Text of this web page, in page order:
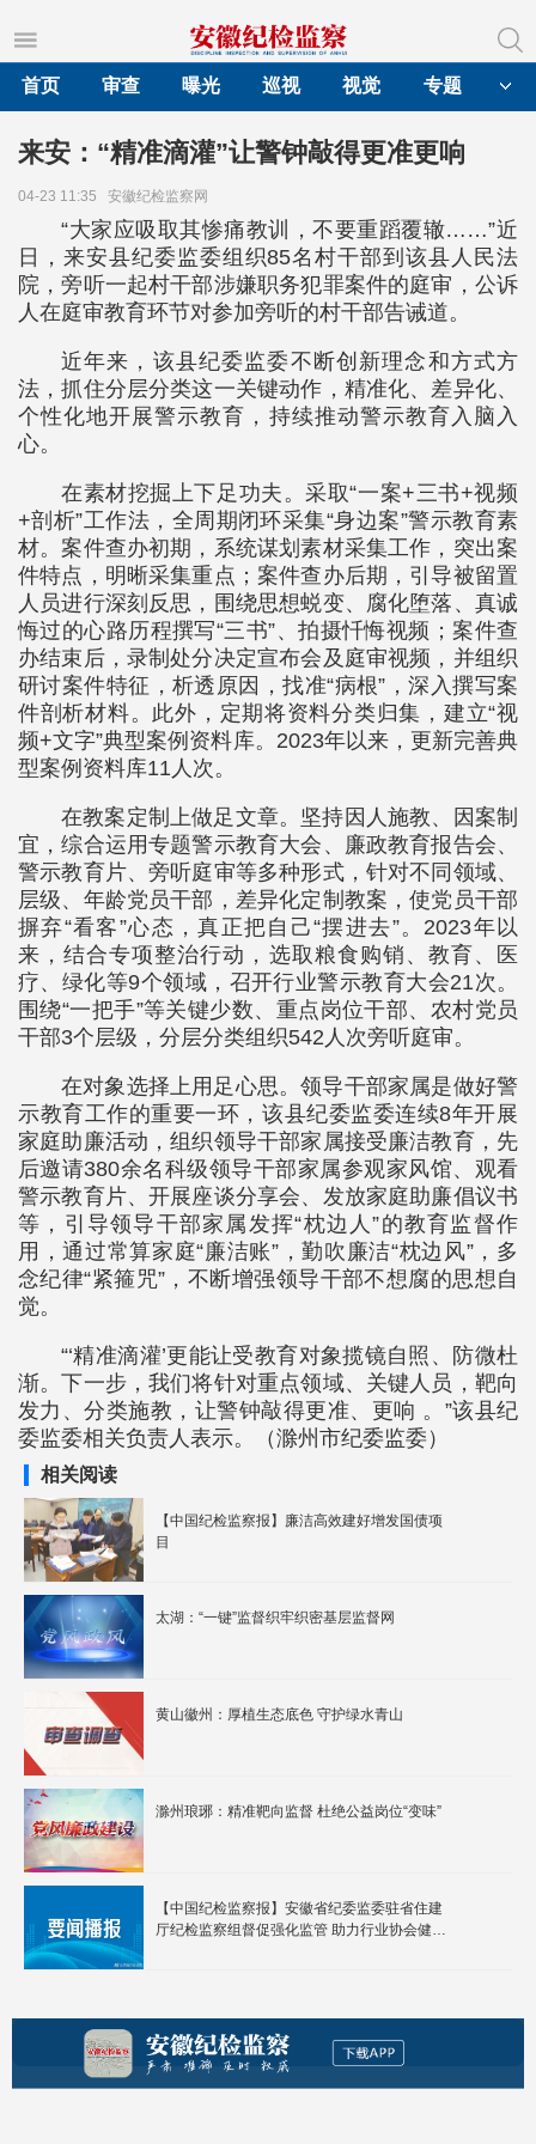
首页
审查 曝光 巡视 视觉 专题
来安：“精准滴灌”让警钟敲得更准更响
04-23 11:35 安徽纪检监察网
“大家应吸取其惨痛教训，不要重蹈覆辙……”近
日，来安县纪委监委组织85名村干部到该县人民法
院，旁听一起村干部涉嫌职务犯罪案件的庭审，公诉
人在庭审教育环节对参加旁听的村干部告诫道。
近年来，该县纪委监委不断创新理念和方式方
法，抓住分层分类这一关键动作，精准化、差异化、
个性化地开展警示教育，持续推动警示教育入脑入
心。
在素材挖掘上下足功夫。采取“一案+三书+视频
+剖析”工作法，全周期闭环采集“身边案”警示教育素
材。案件查办初期，系统谋划素材采集工作，突出案
件特点，明晰采集重点；案件查办后期，引导被留置
人员进行深刻反思，围绕思想蜕变、腐化堕落、真诚
悔过的心路历程撰写“三书”、拍摄忏悔视频；案件查
办结束后，录制处分决定宣布会及庭审视频，并组织
研讨案件特征，析透原因，找准“病根”，深入撰写案
件剖析材料。此外，定期将资料分类归集，建立“视
频+文字”典型案例资料库。2023年以来，更新完善典
型案例资料库11人次。
在教案定制上做足文章。坚持因人施教、因案制
宜，综合运用专题警示教育大会、廉政教育报告会、
警示教育片、旁听庭审等多种形式，针对不同领域、
层级、年龄党员干部，差异化定制教案，使党员干部
摒弃“看客”心态，真正把自己“摆进去”。2023年以
来，结合专项整治行动，选取粮食购销、教育、医
疗、绿化等9个领域，召开行业警示教育大会21次。
围绕“一把手”等关键少数、重点岗位干部、农村党员
干部3个层级，分层分类组织542人次旁听庭审。
在对象选择上用足心思。领导干部家属是做好警
示教育工作的重要一环，该县纪委监委连续8年开展
家庭助廉活动，组织领导干部家属接受廉洁教育，先
后邀请380余名科级领导干部家属参观家风馆、观看
警示教育片、开展座谈分享会、发放家庭助廉倡议书
等，引导领导干部家属发挥“枕边人”的教育监督作
用，通过常算家庭“廉洁账”，勤吹廉洁“枕边风”，多
念纪律“紧箍咒”，不断增强领导干部不想腐的思想自
觉。
“‘精准滴灌’更能让受教育对象揽镜自照、防微杜
渐。下一步，我们将针对重点领域、关键人员，靶向
发力、分类施教，让警钟敲得更准、更响 。”该县纪
委监委相关负责人表示。（滁州市纪委监委）
相关阅读
【中国纪检监察报】廉洁高效建好增发国债项
目
太湖：“一键”监督织牢织密基层监督网
黄山徽州：厚植生态底色 守护绿水青山
滁州琅琊：精准靶向监督 杜绝公益岗位“变味”
【中国纪检监察报】安徽省纪委监委驻省住建
厅纪检监察组督促强化监管 助力行业协会健康